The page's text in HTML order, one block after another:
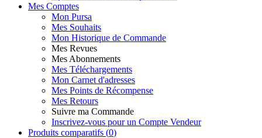
Mes Comptes
Mon Pursa
Mes Souhaits
Mon Historique de Commande
Mes Revues
Mes Abonnements
Mes Téléchargements
Mon Carnet d'adresses
Mes Points de Récompense
Mes Retours
Suivre ma Commande
Inscrivez-vous pour un Compte Vendeur
Produits comparatifs (0)